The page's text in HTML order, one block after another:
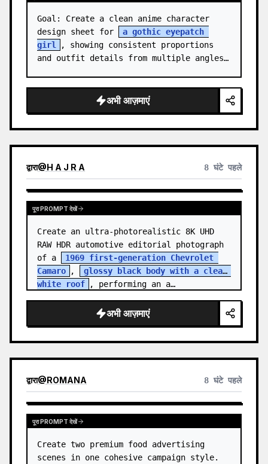
Goal: Create a clean anime character
design sheet for
a gothic eyepatch
girl
, showing consistent proportions
and outfit details from multiple angles.
character sheet, about 16…
अभी आज़माएं
द्वारा@H A J R A 8 घंटे पहले
पूरा PROMPT देखें
Create an ultra-photorealistic 8K UHD
RAW HDR automotive editorial photograph
of a
1969 first-generation Chevrolet
Camaro
,
glossy black body with a clean
white roof
, performing an a…
अभी आज़माएं
द्वारा@ROMANA 8 घंटे पहले
पूरा PROMPT देखें
Create two premium food advertising
scenes in one cohesive campaign style.